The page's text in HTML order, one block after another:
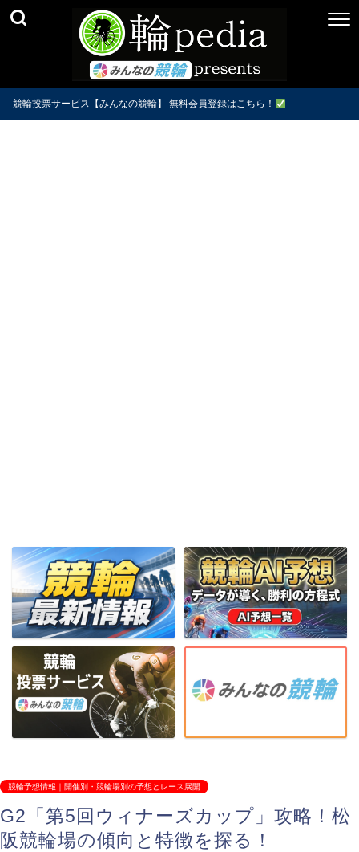
競輪投票サービス【みんなの競輪】 無料会員登録はこちら！
競輪予想情報｜開催別・競輪場別の予想とレース展開
G2「第5回ウィナーズカップ」攻略！松
阪競輪場の傾向と特徴を探る！